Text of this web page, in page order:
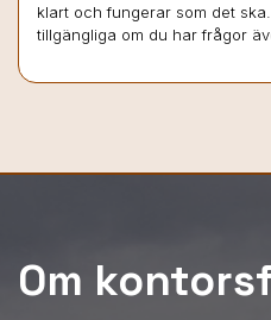
klart och fungerar som det
tillgängliga om du har frågor
Om